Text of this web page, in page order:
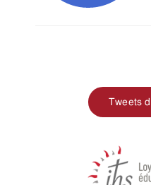
Tweets